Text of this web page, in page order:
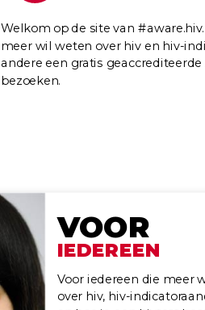
Welkom op de site van
meer wil weten over hiv en hiv-
andere een gratis
bezoeken.
VOOR
IEDEREEN
Voor iedereen die meer
over hiv, hiv-